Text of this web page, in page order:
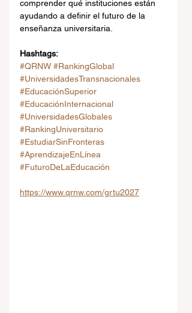
comprender qué instituciones están
ayudando a definir el futuro de la
enseñanza universitaria.
Hashtags:
#QRNW #RankingGlobal
#UniversidadesTransnacionales
#EducaciónSuperior
#EducaciónInternacional
#UniversidadesGlobales
#RankingUniversitario
#EstudiarSinFronteras
#AprendizajeEnLínea
#FuturoDeLaEducación
https://www.qrnw.com/grtu2027